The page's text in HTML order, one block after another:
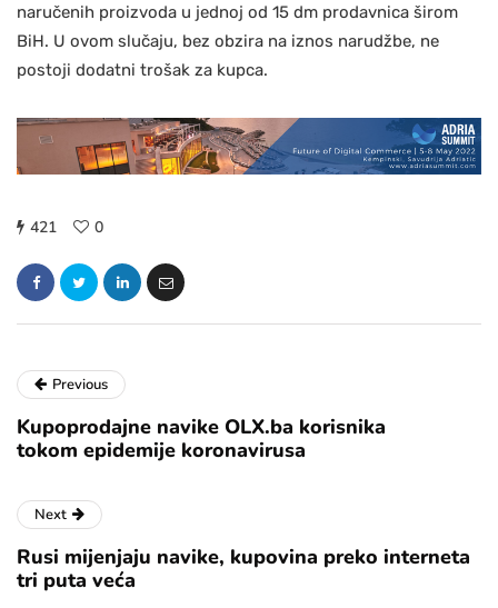
naručenih proizvoda u jednoj od 15 dm prodavnica širom
BiH. U ovom slučaju, bez obzira na iznos narudžbe, ne
postoji dodatni trošak za kupca.
421 0
Previous
Kupoprodajne navike OLX.ba korisnika
tokom epidemije koronavirusa
Next
Rusi mijenjaju navike, kupovina preko interneta
tri puta veća